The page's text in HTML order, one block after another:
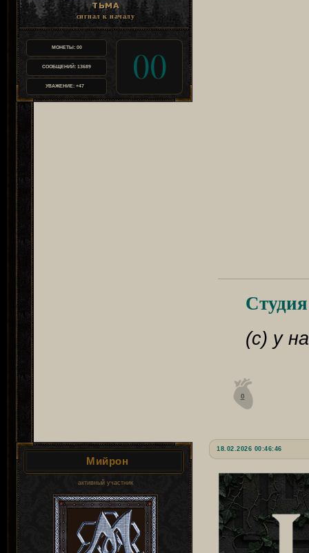
ТЬМА
сигнал к началу
МОНЕТЫ:00
СООБЩЕНИЙ: 13689
УВАЖЕНИЕ: +47 00
(с) у
0
18.02.2026 00:46:46
Мийрон
активный участник